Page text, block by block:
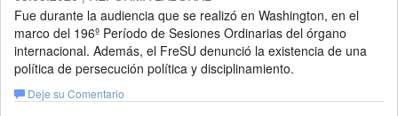
Fue durante la audiencia que se realizó en Washington, en el
marco del 196º Período de Sesiones Ordinarias del órgano
internacional. Además, el FreSU denunció la existencia de una
política de persecución política y disciplinamiento.
Deje su Comentario